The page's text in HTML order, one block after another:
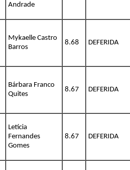
Andrade
Mykaelle Castro
Barros
8.68 DEFERIDA
Bárbara Franco
Quites
8.67 DEFERIDA
Letícia
Fernandes
Gomes
8.67 DEFERIDA